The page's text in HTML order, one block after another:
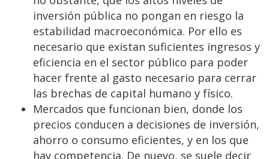
inversión pública no pongan en riesgo la
estabilidad macroeconómica. Por ello es
necesario que existan suficientes ingresos y
eficiencia en el sector público para poder
hacer frente al gasto necesario para cerrar
las brechas de capital humano y físico.
Mercados que funcionan bien, donde los
precios conducen a decisiones de inversión,
ahorro o consumo eficientes, y en los que
hay competencia. De nuevo, se suele decir